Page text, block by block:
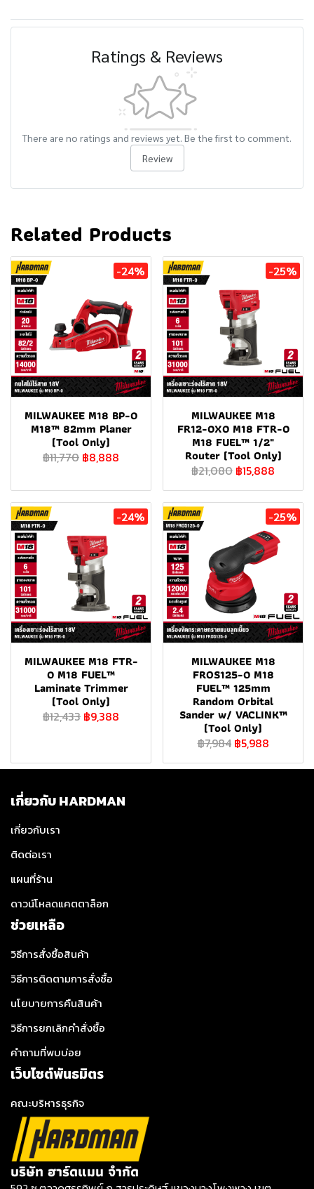
Ratings & Reviews
There are no ratings and reviews yet. Be the first to comment.
Review
Related Products
-24%
MILWAUKEE M18 BP-0
M18™ 82mm Planer
(Tool Only)
฿11,770 ฿8,888
-25%
MILWAUKEE M18
FR12-0X0 M18 FTR-0
M18 FUEL™ 1/2"
Router (Tool Only)
฿21,080 ฿15,888
-24%
MILWAUKEE M18 FTR-
0 M18 FUEL™
Laminate Trimmer
(Tool Only)
฿12,433 ฿9,388
-25%
MILWAUKEE M18
FROS125-0 M18
FUEL™ 125mm
Random Orbital
Sander w/ VACLINK™
(Tool Only)
฿7,984 ฿5,988
เกี่ยวกับ HARDMAN
เกี่ยวกับเรา
ติดต่อเรา
แผนที่ร้าน
ดาวน์โหลดแคตตาล็อก
ช่วยเหลือ
วิธีการสั่งซื้อสินค้า
วิธีการติดตามการสั่งซื้อ
นโยบายการคืนสินค้า
วิธีการยกเลิกคำสั่งซื้อ
คำถามที่พบบ่อย
เว็บไซต์พันธมิตร
คณะบริหารธุรกิจ
บริษัท ฮาร์ดแมน จำกัด